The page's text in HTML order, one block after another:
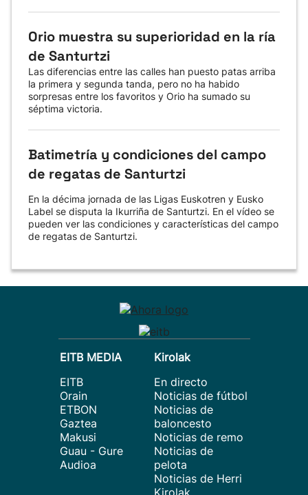
Orio muestra su superioridad en la ría
de Santurtzi
Las diferencias entre las calles han puesto patas arriba
la primera y segunda tanda, pero no ha habido
sorpresas entre los favoritos y Orio ha sumado su
séptima victoria.
Batimetría y condiciones del campo
de regatas de Santurtzi
En la décima jornada de las Ligas Euskotren y Eusko
Label se disputa la Ikurriña de Santurtzi. En el vídeo se
pueden ver las condiciones y características del campo
de regatas de Santurtzi.
EITB MEDIA
EITB
Orain
ETBON
Gaztea
Makusi
Guau - Gure
Audioa
Kirolak
En directo
Noticias de fútbol
Noticias de
baloncesto
Noticias de remo
Noticias de
pelota
Noticias de Herri
Kirolak